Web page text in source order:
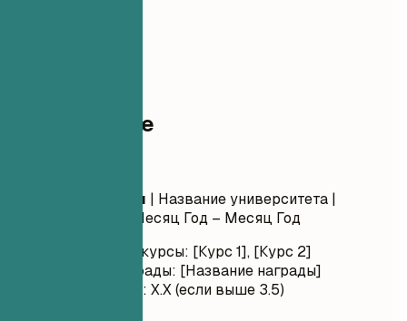
Образование
Название степени | Название университета |
Месяц Год – Месяц Год
Релевантные курсы: [Курс 1], [Курс 2]
Почести/Награды: [Название награды]
Средний балл: X.X (если выше 3.5)